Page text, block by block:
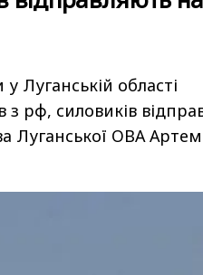
у Луганській області
рф, силовиків
Луганської ОВА Артем